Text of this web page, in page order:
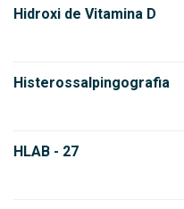
Hidroxi de Vitamina D
Histerossalpingografia
HLAB - 27